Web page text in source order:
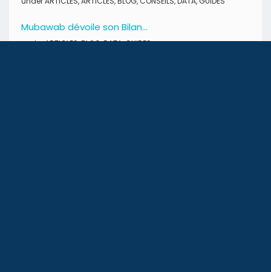
Mubawab dévoile son Bilan...
underARTICLES,BLOG,DATA,GUIDES